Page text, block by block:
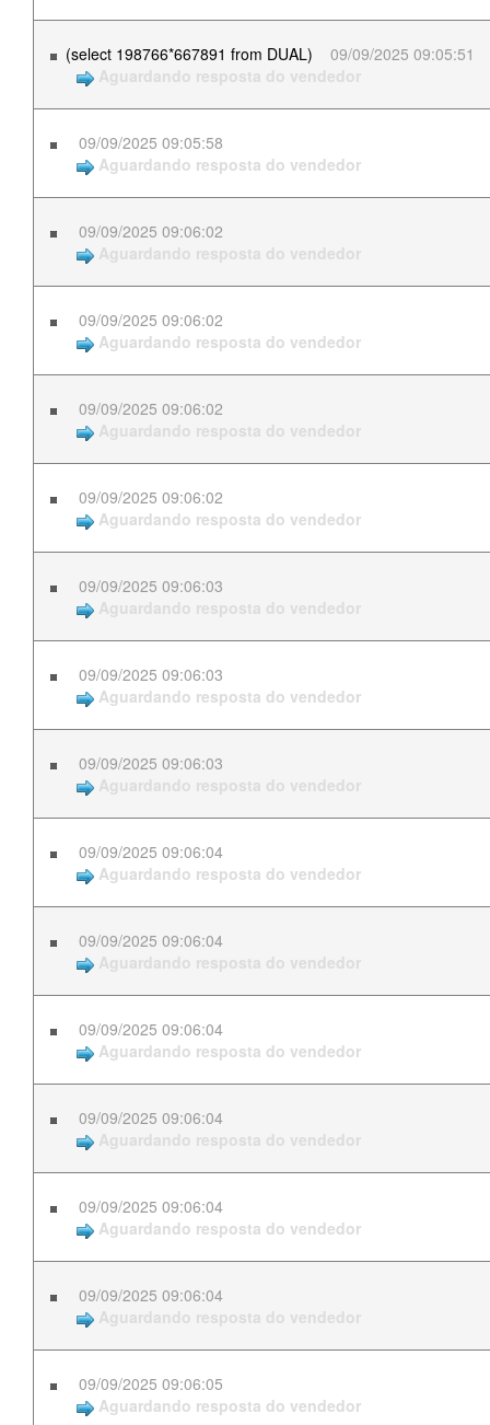
(select 198766*667891 from DUAL)
09/09/2025 09:05:51
Aguardando resposta do vendedor
09/09/2025 09:05:58
Aguardando resposta do vendedor
09/09/2025 09:06:02
Aguardando resposta do vendedor
09/09/2025 09:06:02
Aguardando resposta do vendedor
09/09/2025 09:06:02
Aguardando resposta do vendedor
09/09/2025 09:06:02
Aguardando resposta do vendedor
09/09/2025 09:06:03
Aguardando resposta do vendedor
09/09/2025 09:06:03
Aguardando resposta do vendedor
09/09/2025 09:06:03
Aguardando resposta do vendedor
09/09/2025 09:06:04
Aguardando resposta do vendedor
09/09/2025 09:06:04
Aguardando resposta do vendedor
09/09/2025 09:06:04
Aguardando resposta do vendedor
09/09/2025 09:06:04
Aguardando resposta do vendedor
09/09/2025 09:06:04
Aguardando resposta do vendedor
09/09/2025 09:06:04
Aguardando resposta do vendedor
09/09/2025 09:06:05
Aguardando resposta do vendedor